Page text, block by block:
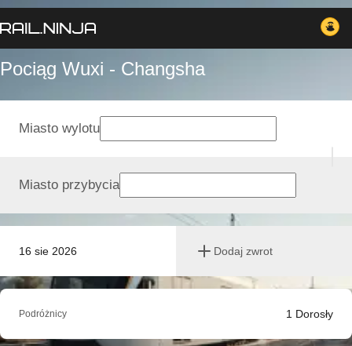
Pociąg Wuxi - Changsha
16 sie 2026 Dodaj zwrot
Miasto wylotu
Miasto przybycia
Podróżnicy 1 Dorosły